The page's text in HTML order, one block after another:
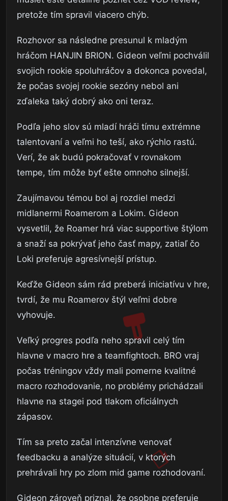
pretože tím spravil viacero chýb.
Rozhovor sa následne presunul k mladým
hráčom HANJIN BRION. Gideon veľmi pochválil
svojich rookie spoluhráčov a dokonca povedal,
že počas svojej rookie sezóny nebol ani
zďaleka taký dobrý ako oni teraz.
Podľa jeho slov sú mladí hráči tímu extrémne
talentovaní a veľmi ho teší, ako rýchlo rastú.
Verí, že ak budú pokračovať v rovnakom
tempe, tím môže byť ešte omnoho silnejší.
Zaujímavou témou bol aj rozdiel medzi
midlanermi Roamerom a Lokim. Gideon
vysvetlil, že Roamer hrá viac supportive štýlom
a snaží sa pokrývať jeho časť mapy, zatiaľ čo
Loki preferuje agresívnejší prístup.
Keďže Gideon sám rád preberá iniciatívu v hre,
tvrdí, že mu Roamerov štýl veľmi dobre
vyhovuje.
Veľký progres podľa neho spravil celý tím
hlavne v macro hre a teamfightoch. BRO vraj
počas tréningov vždy mali pomerne kvalitné
macro rozhodovanie, no problémy prichádzali
hlavne na stagei pod tlakom oficiálnych
zápasov.
Tím sa preto začal intenzívne venovať
feedbacku a analýze situácií, v ktorých
prehrávali hry po zlom mid game rozhodovaní.
Gideon zároveň priznal, že osobne preferuje